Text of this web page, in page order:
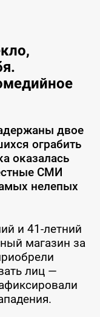
двое
ограбить
оказалась
СМИ
нелепых
и 41-летний
магазин за
лиц —